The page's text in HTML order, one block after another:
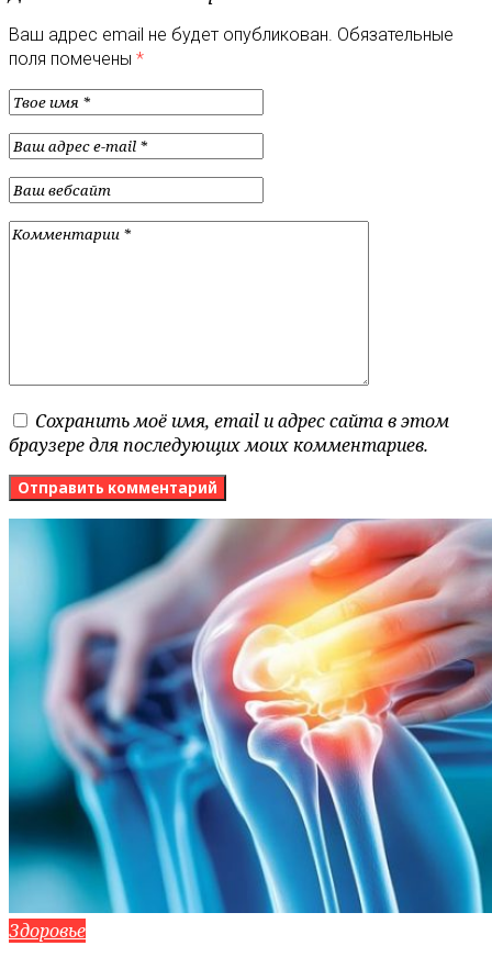
Ваш адрес email не будет опубликован. Обязательные
поля помечены *
Сохранить моё имя, email и адрес сайта в этом
браузере для последующих моих комментариев.
Здоровье